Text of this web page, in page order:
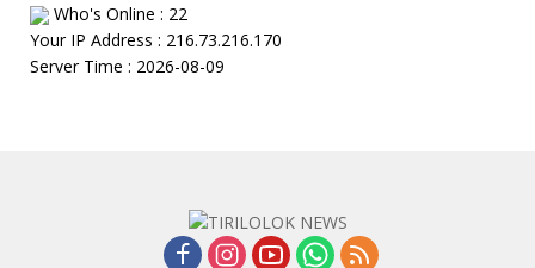
Who's Online : 22
Your IP Address : 216.73.216.170
Server Time : 2026-08-09